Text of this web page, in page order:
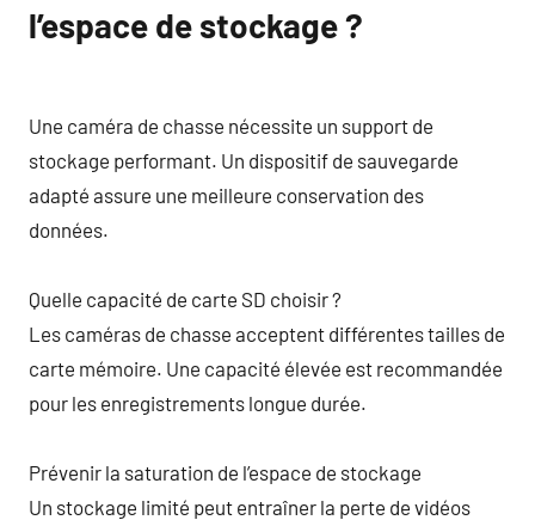
l’espace de stockage ?
Une caméra de chasse nécessite un support de
stockage performant. Un dispositif de sauvegarde
adapté assure une meilleure conservation des
données.
Quelle capacité de carte SD choisir ?
Les caméras de chasse acceptent différentes tailles de
carte mémoire. Une capacité élevée est recommandée
pour les enregistrements longue durée.
Prévenir la saturation de l’espace de stockage
Un stockage limité peut entraîner la perte de vidéos